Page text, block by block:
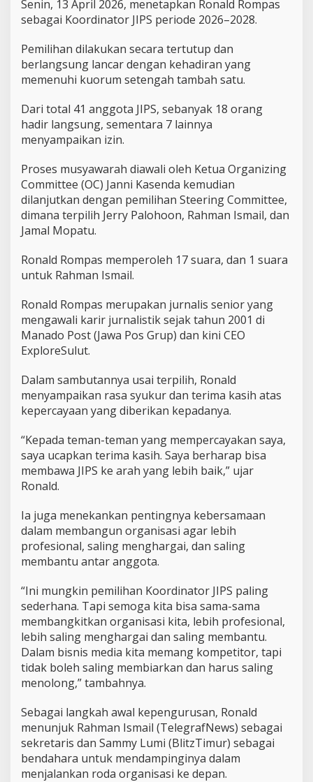
o
r
i
n
a
t
r
J
S
P
e
r
i
2
6
–
2
0
Senin, 13 April 2026, menetapkan Ronald Rompas
sebagai Koordinator JIPS periode 2026–2028.
Pemilihan dilakukan secara tertutup dan
berlangsung lancar dengan kehadiran yang
memenuhi kuorum setengah tambah satu.
Dari total 41 anggota JIPS, sebanyak 18 orang
hadir langsung, sementara 7 lainnya
menyampaikan izin.
Proses musyawarah diawali oleh Ketua Organizing
Committee (OC) Janni Kasenda kemudian
dilanjutkan dengan pemilihan Steering Committee,
dimana terpilih Jerry Palohoon, Rahman Ismail, dan
Jamal Mopatu.
Ronald Rompas memperoleh 17 suara, dan 1 suara
untuk Rahman Ismail.
Ronald Rompas merupakan jurnalis senior yang
mengawali karir jurnalistik sejak tahun 2001 di
Manado Post (Jawa Pos Grup) dan kini CEO
ExploreSulut.
Dalam sambutannya usai terpilih, Ronald
menyampaikan rasa syukur dan terima kasih atas
kepercayaan yang diberikan kepadanya.
“Kepada teman-teman yang mempercayakan saya,
saya ucapkan terima kasih. Saya berharap bisa
membawa JIPS ke arah yang lebih baik,” ujar
Ronald.
Ia juga menekankan pentingnya kebersamaan
dalam membangun organisasi agar lebih
profesional, saling menghargai, dan saling
membantu antar anggota.
“Ini mungkin pemilihan Koordinator JIPS paling
sederhana. Tapi semoga kita bisa sama-sama
membangkitkan organisasi kita, lebih profesional,
lebih saling menghargai dan saling membantu.
Dalam bisnis media kita memang kompetitor, tapi
tidak boleh saling membiarkan dan harus saling
menolong,” tambahnya.
Sebagai langkah awal kepengurusan, Ronald
menunjuk Rahman Ismail (TelegrafNews) sebagai
sekretaris dan Sammy Lumi (BlitzTimur) sebagai
bendahara untuk mendampinginya dalam
menjalankan roda organisasi ke depan.